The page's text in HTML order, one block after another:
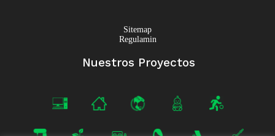
Sitemap
Regulamin
Nuestros Proyectos